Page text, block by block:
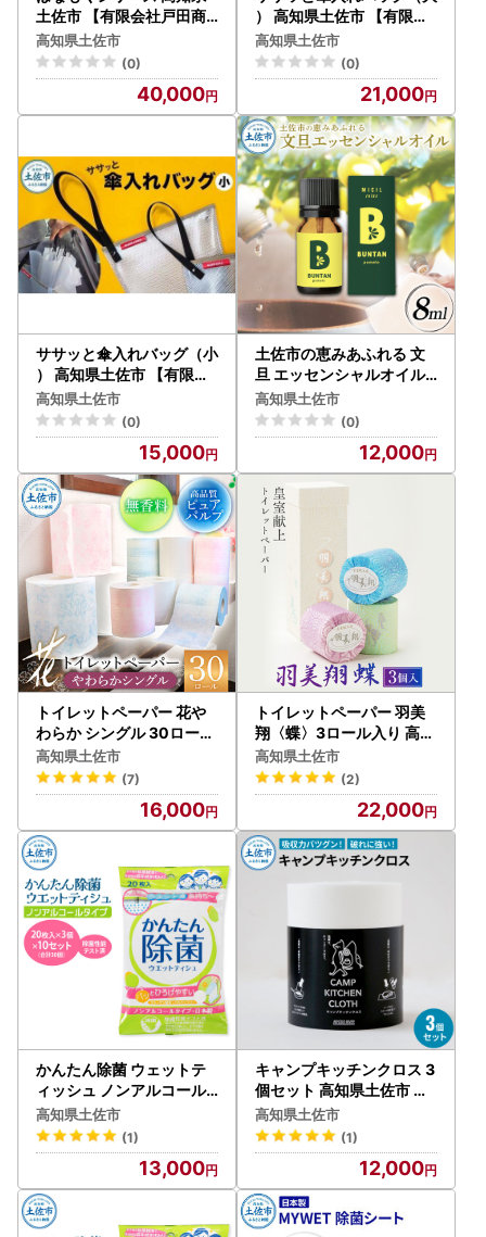
・原則、2週間を目途に返礼品とは別に郵送しております。
ワンストップ特例申請書送付先
〒781-1192 土佐市高岡町甲2017-1
土佐市役所 産業振興課 ふるさと納税担当 あて
【提出期限：寄附した翌年 1月10日必着】
※封筒に『ワンストップ特例申請書 在中』の記入をお願いし
ます。
＝個人情報の取り扱いについて＝
お寄せいただいた個人情報は、寄附金の受付、入金及び返礼
品発送に係る確認・連絡、各種お問い合わせ、寄附の使い道
のお知らせの広報等に利用するものであり、それ以外の目的
で使用するものではありません。返礼品発送に関して、必要
最低限の範囲において返礼品取扱い事業者に通知します。
ーーーーーーーーーーーーーーーーーーーーーーーー
土佐市ふるさと納税サポート室
TEL：050-8890-6374
受付時間9:00-17:00
メール：tosa@steamship.co.jp
(土曜日・日曜日・祝日及び12月27日〜1月4日を除く)
土佐市 【有限会社戸田商
行】 [BQCA005]
高知県土佐市
(0)
40,000
） 高知県土佐市 【有限会
社カリヤテント】 [BQDK
002]
高知県土佐市
(0)
21,000
ササッと傘入れバッグ（小
） 高知県土佐市 【有限会
社カリヤテント】 [BQDK
001]
高知県土佐市
(0)
15,000
土佐市の恵みあふれる 文
旦 エッセンシャルオイル
8ml 高知県土佐市 【有限
会社戸田商行】 [BQCA01
1]
高知県土佐市
(0)
12,000
トイレットペーパー 花や
わらか シングル 30ロール
高知県土佐市 【ハヤシ商
事株式会社】 [BQAD008]
高知県土佐市
(7)
16,000
トイレットペーパー 羽美
翔〈蝶〉3ロール入り 高知
県土佐市 【望月製紙株式
会社】 [BQAR001]
高知県土佐市
(2)
22,000
かんたん除菌 ウェットテ
ィッシュ ノンアルコール
タイプ 20枚入り×3P×10
セット(合計30個) 高知県
土佐市 【テンポイント株
式会社】 [BQBI005]
高知県土佐市
(1)
13,000
キャンプキッチンクロス 3
個セット 高知県土佐市 【
三昭紙業株式会社】 [BQB
F006]
高知県土佐市
(1)
12,000